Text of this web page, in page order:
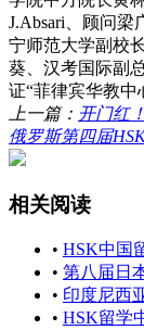
J.Absari、顾问梁
宁师范大学副校
葵、汉考国际副
证“菲律宾华教中
上一篇： 开门红
俄罗斯第四届
相关阅读
• HSK中国
• 第八届日
• 印度尼西
• HSK留学